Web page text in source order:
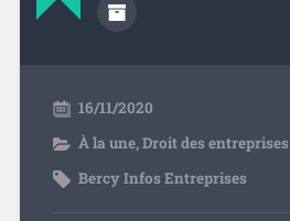
16/11/2020
À la une,Droit des entreprises
Bercy Infos Entreprises